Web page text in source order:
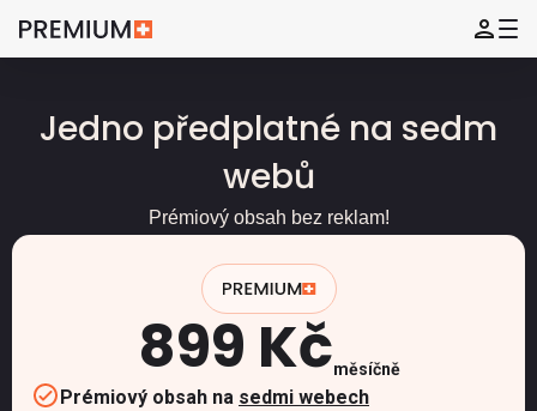
Jedno předplatné na sedm
webů
Prémiový obsah bez reklam!
899 Kčměsíčně
Prémiový obsah na sedmi webech